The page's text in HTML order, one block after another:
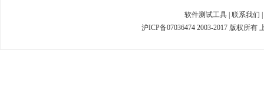
软件测试工具 联系我们
沪ICP备07036474 2003-2017 版权所有